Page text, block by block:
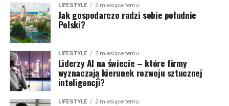
LIFESTYLE 2 miesiące temu
Jak gospodarczo radzi sobie południe
Polski?
LIFESTYLE 2 miesiące temu
Liderzy AI na świecie – które firmy
wyznaczają kierunek rozwoju sztucznej
inteligencji?
LIFESTYLE 2 miesiące temu